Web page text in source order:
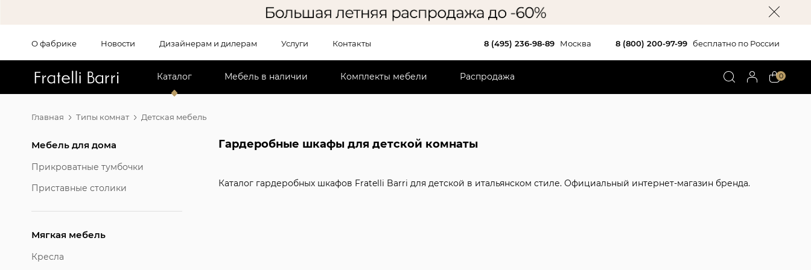
О фабрике Новости Дизайнерам и дилерам Услуги Контакты 8 (495) 236-98-89 Москва 8 (800) 200-97-99 бесплатно по России
Каталог Мебель в наличии Комплекты мебели Распродажа 0
Главная Типы комнат Детская мебель
Мебель для дома
Прикроватные тумбочки
Приставные столики
Мягкая мебель
Кресла
Гардеробные шкафы для детской комнаты
Каталог гардеробных шкафов Fratelli Barri для детской в итальянском стиле. Официальный интернет-магазин бренда.